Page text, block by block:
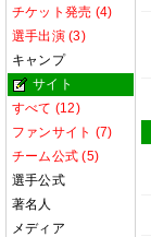
チケット発売 (4)
選手出演 (3)
キャンプ
サイト
すべて (12)
ファンサイト (7)
チーム公式 (5)
選手公式
著名人
メディア